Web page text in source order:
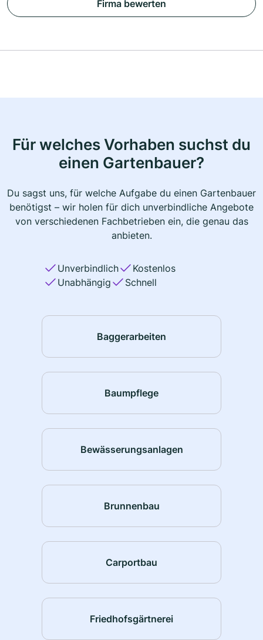
Firma bewerten
Für welches Vorhaben suchst du
einen Gartenbauer?
Du sagst uns, für welche Aufgabe du einen Gartenbauer
benötigst – wir holen für dich unverbindliche Angebote
von verschiedenen Fachbetrieben ein, die genau das
anbieten.
Unverbindlich
Kostenlos
Unabhängig
Schnell
Baggerarbeiten
Baumpflege
Bewässerungsanlagen
Brunnenbau
Carportbau
Friedhofsgärtnerei